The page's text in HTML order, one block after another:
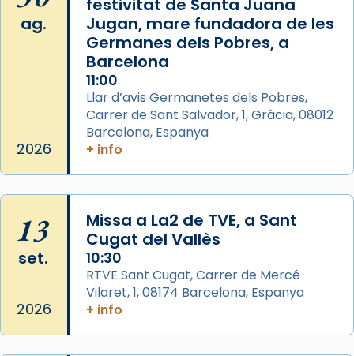
Photo
View on Facebook Share
Arquebisbat de Barcelona
de Barcelona.
2 weeks ago
Aquest dilluns, 27 de juliol, ha tingut lloc la
missa d’acció de gràcies en agraïment al
L’arquebisbe de Barcelona, el cardenal Joan
Josep Omella, ha presidit la missa i l’ha
concelebrat el bisbe auxiliar de Barcelona,
Mons. David Abadías.
📸 Dr. G. Simón
ag.
2026
festivitat de Santa Juana
Jugan, mare fundadora de les
Germanes dels Pobres, a
Barcelona
11:00
Llar d’avis Germanetes dels Pobres,
Carrer de Sant Salvador, 1, Gràcia, 08012
Barcelona, Espanya
+ info
13
set.
2026
Missa a La2 de TVE, a Sant
Cugat del Vallès
10:30
RTVE Sant Cugat, Carrer de Mercé
Vilaret, 1, 08174 Barcelona, Espanya
+ info